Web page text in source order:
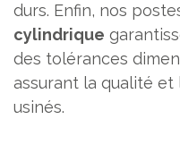
durs. Enfin, nos
cylindrique
des tolérances
assurant la qualité
usinés.